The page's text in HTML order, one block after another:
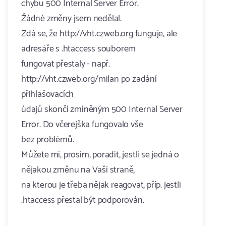
chybu 500 Internal Server Error.
Žádné změny jsem nedělal.
Zdá se, že http://vht.czweb.org funguje, ale
adresáře s .htaccess souborem
fungovat přestaly - např.
http://vht.czweb.org/milan po zadání
přihlašovacích
údajů skončí zmíněným 500 Internal Server
Error. Do včerejška fungovalo vše
bez problémů.
Můžete mi, prosím, poradit, jestli se jedná o
nějakou změnu na Vaší straně,
na kterou je třeba nějak reagovat, příp. jestli
.htaccess přestal být podporován.